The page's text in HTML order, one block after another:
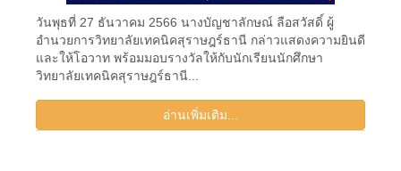
วันพุธที่ 27 ธันวาคม 2566 นางบัญชาลักษณ์ ลือสวัสดิ์ ผู้
อำนวยการวิทยาลัยเทคนิคสุราษฎร์ธานี กล่าวแสดงความยินดี
และให้โอวาท พร้อมมอบรางวัลให้กับนักเรียนนักศึกษา
วิทยาลัยเทคนิคสุราษฎร์ธานี...
อ่านเพิ่มเติม...